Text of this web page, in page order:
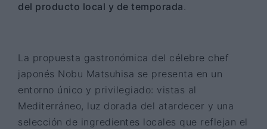
del producto local y de temporada.
La propuesta gastronómica del célebre chef
japonés Nobu Matsuhisa se presenta en un
entorno único y privilegiado: vistas al
Mediterráneo, luz dorada del atardecer y una
selección de ingredientes locales que reflejan el